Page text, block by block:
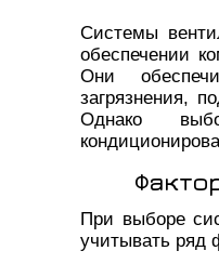
Системы
обеспечении
Они
загрязнения,
Однако
При выборе
учитывать ряд